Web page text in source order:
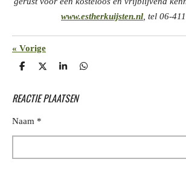
www.estherkuijsten.nl, tel 06-
« Vorige
D
e
D
l
S
r
D
REACTIE PLAATSEN
Naam *